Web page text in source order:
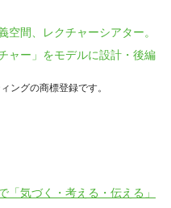
空間、レクチャーシアター。
ャー」をモデルに設計・後編
ングの商標登録です。
「気づく・考える・伝える」